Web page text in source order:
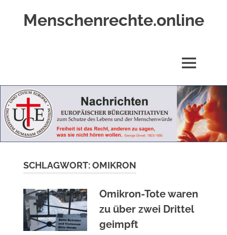
Menschenrechte.online
Geborene
wie
für
Ungeborene
MENÜ
SCHLAGWORT:OMIKRON
Omikron-Tote waren
zu über zwei Drittel
geimpft